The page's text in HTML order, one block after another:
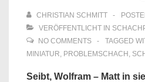
CHRISTIAN SCHMITT
VERÖFFENTLICHT IN
NO COMMENTS
TAGGED
MINIATUR, PROBLEMSCHACH ,
Seibt, Wolfram – Matt in